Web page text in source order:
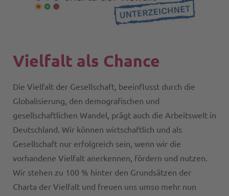
Vielfalt als Chance
Die Vielfalt der Gesellschaft, beeinflusst durch die
Globalisierung, den demografischen und
gesellschaftlichen Wandel, prägt auch die Arbeitswelt in
Deutschland. Wir können wirtschaftlich und als
Gesellschaft nur erfolgreich sein, wenn wir die
vorhandene Vielfalt anerkennen, fördern und nutzen.
Wir stehen zu 100 % hinter den Grundsätzen der
Charta der Vielfalt und freuen uns umso mehr nun